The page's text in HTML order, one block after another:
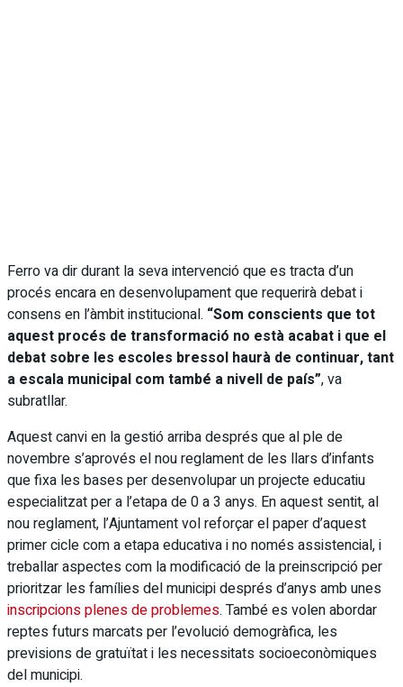
Ferro va dir durant la seva intervenció que es tracta d’un
procés encara en desenvolupament que requerirà debat i
consens en l’àmbit institucional. “Som conscients que tot
aquest procés de transformació no està acabat i que el
debat sobre les escoles bressol haurà de continuar, tant
a escala municipal com també a nivell de país”, va
subratllar.
Aquest canvi en la gestió arriba després que al ple de
novembre s’aprovés el nou reglament de les llars d’infants
que fixa les bases per desenvolupar un projecte educatiu
especialitzat per a l’etapa de 0 a 3 anys. En aquest sentit, al
nou reglament, l’Ajuntament vol reforçar el paper d’aquest
primer cicle com a etapa educativa i no només assistencial, i
treballar aspectes com la modificació de la preinscripció per
prioritzar les famílies del municipi després d’anys amb unes
inscripcions plenes de problemes. També es volen abordar
reptes futurs marcats per l’evolució demogràfica, les
previsions de gratuïtat i les necessitats socioeconòmiques
del municipi.